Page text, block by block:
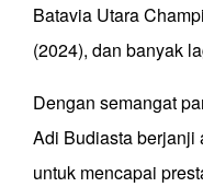
Batavia Utara
(2024), dan banyak
Dengan semangat
Adi Budiasta berjanji
untuk mencapai